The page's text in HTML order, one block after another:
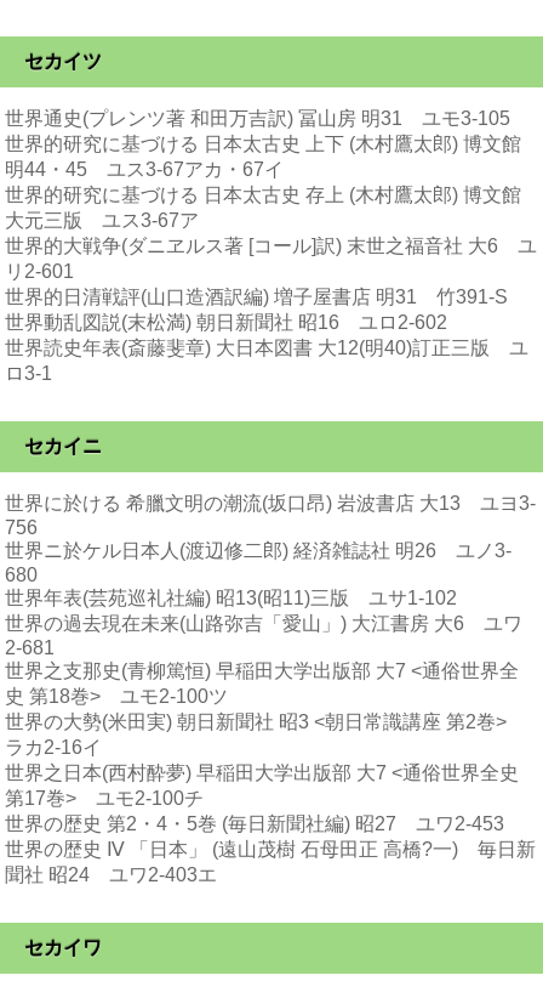
セカイツ
世界通史(プレンツ著 和田万吉訳) 冨山房 明31 ユモ3-105
世界的研究に基づける 日本太古史 上下 (木村鷹太郎) 博文館
明44・45 ユス3-67アカ・67イ
世界的研究に基づける 日本太古史 存上 (木村鷹太郎) 博文館
大元三版 ユス3-67ア
世界的大戦争(ダニヱルス著 [コール]訳) 末世之福音社 大6 ユ
リ2-601
世界的日清戦評(山口造酒訳編) 増子屋書店 明31 竹391-S
世界動乱図説(末松満) 朝日新聞社 昭16 ユロ2-602
世界読史年表(斎藤斐章) 大日本図書 大12(明40)訂正三版 ユ
ロ3-1
セカイニ
世界に於ける 希臘文明の潮流(坂口昂) 岩波書店 大13 ユヨ3-
756
世界ニ於ケル日本人(渡辺修二郎) 経済雑誌社 明26 ユノ3-
680
世界年表(芸苑巡礼社編) 昭13(昭11)三版 ユサ1-102
世界の過去現在未来(山路弥吉「愛山」) 大江書房 大6 ユワ
2-681
世界之支那史(青柳篤恒) 早稲田大学出版部 大7 <通俗世界全
史 第18巻> ユモ2-100ツ
世界の大勢(米田実) 朝日新聞社 昭3 <朝日常識講座 第2巻>
ラカ2-16イ
世界之日本(西村酔夢) 早稲田大学出版部 大7 <通俗世界全史
第17巻> ユモ2-100チ
世界の歴史 第2・4・5巻 (毎日新聞社編) 昭27 ユワ2-453
世界の歴史 Ⅳ 「日本」 (遠山茂樹 石母田正 高橋?一) 毎日新
聞社 昭24 ユワ2-403エ
セカイワ